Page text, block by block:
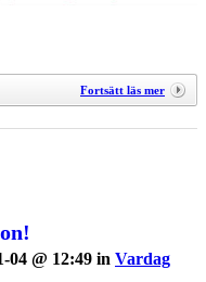
Fortsätt läs mer
04 @ 12:49 in Vardag